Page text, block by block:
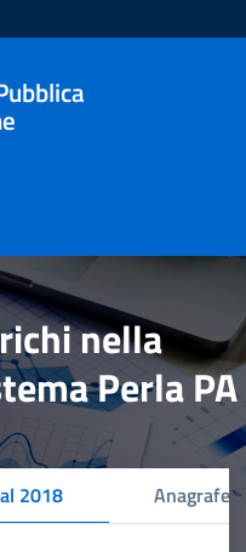
nella
Perla PA
2018 Anagrafe